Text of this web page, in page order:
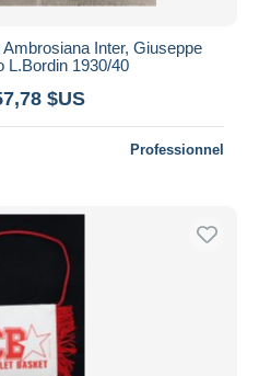
Inter, Giuseppe
L.Bordin 1930/40
$US
Professionnel